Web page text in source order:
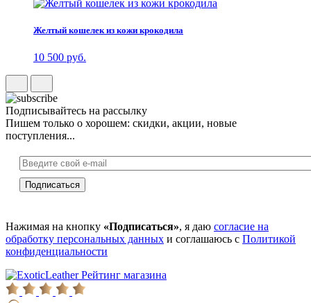
Желтый кошелек из кожи крокодила
10 500 руб.
Подписывайтесь на рассылку
Пишем только о хорошем: скидки, акции, новые
поступления...
Нажимая на кнопку «Подписаться», я даю согласие на
обработку персональных данных и соглашаюсь с Политикой
конфиденциальности
Рейтинг магазина